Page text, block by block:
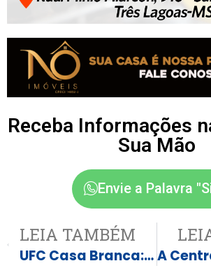
Receba Informações
Sua Mão
Envie a Palavra
LEIA TAMBÉM
UFC Casa Branca: Poatan perde disputa de cinturão; Lopes e Ruffy brilham em noite histórica